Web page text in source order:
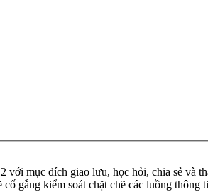
mục đích giao lưu, học hỏi, chia sẻ và
gắng kiểm soát chặt chẽ các luồng thông